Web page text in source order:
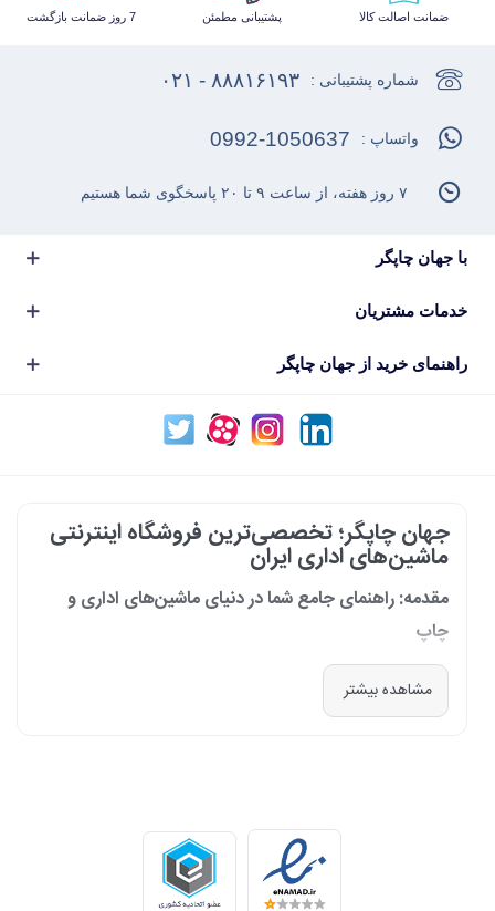
ضمانت اصالت کالا پشتیبانی مطمئن 7 روز ضمانت بازگشت
با جهان چاپگر
خدمات مشتریان
راهنمای خرید از جهان چاپگر
شماره پشتیبانی : ۸۸۸۱۶۱۹۳ - ۰۲۱
واتساپ : 0992-1050637
۷ روز هفته، از ساعت ۹ تا ۲۰ پاسخگوی شما هستیم
جهان چاپگر؛ تخصصی‌ترین فروشگاه اینترنتی
ماشین‌های اداری ایران
مقدمه: راهنمای جامع شما در دنیای ماشین‌های اداری و
چاپ
در دنیای پرشتاب امروز که کسب‌وکارها و سازمان‌ها برای افزایش بهره‌وری خود به
فناوری‌های نوین وابسته‌اند، دسترسی به ابزارهای کارآمد و قابل اعتماد یک
ما، ارائه راهکارهای جامع، از مشاوره پیش از خرید تا پشتیبانی پس از فروش،
برای سازمان‌ها، شرکت‌ها و کاربران خانگی است.
طیف کاملی از محصولات برای هر نیازی
مشاهده بیشتر